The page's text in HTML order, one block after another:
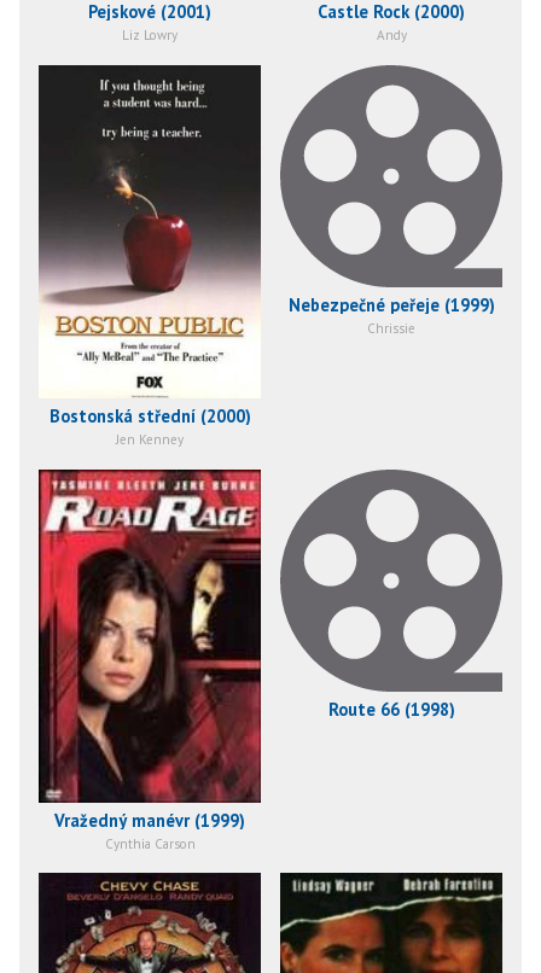
Pejskové (2001)
Liz Lowry
Castle Rock (2000)
Andy
Bostonská střední (2000)
Jen Kenney
Nebezpečné peřeje (1999)
Chrissie
Vražedný manévr (1999)
Cynthia Carson
Route 66 (1998)